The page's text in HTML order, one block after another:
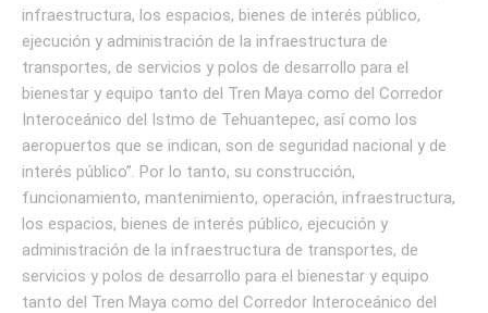
infraestructura, los espacios, bienes de interés público,
ejecución y administración de la infraestructura de
transportes, de servicios y polos de desarrollo para el
bienestar y equipo tanto del Tren Maya como del Corredor
Interoceánico del Istmo de Tehuantepec, así como los
aeropuertos que se indican, son de seguridad nacional y de
interés público”. Por lo tanto, su construcción,
funcionamiento, mantenimiento, operación, infraestructura,
los espacios, bienes de interés público, ejecución y
administración de la infraestructura de transportes, de
servicios y polos de desarrollo para el bienestar y equipo
tanto del Tren Maya como del Corredor Interoceánico del